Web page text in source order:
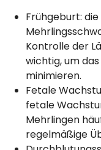
Frühgeburt:
Kontrolle der
wichtig, um
minimieren.
Fetale
fetale
Mehrlingen
regelmäßige